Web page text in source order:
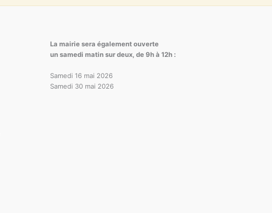
La mairie sera également ouverte
un samedi matin sur deux, de 9h à 12h :
Samedi 16 mai 2026
Samedi 30 mai 2026